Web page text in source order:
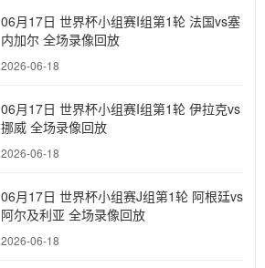
06月17日 世界杯小组赛I组第1轮 法国vs塞
内加尔 全场录像回放
2026-06-18
06月17日 世界杯小组赛I组第1轮 伊拉克vs
挪威 全场录像回放
2026-06-18
06月17日 世界杯小组赛J组第1轮 阿根廷vs
阿尔及利亚 全场录像回放
2026-06-18